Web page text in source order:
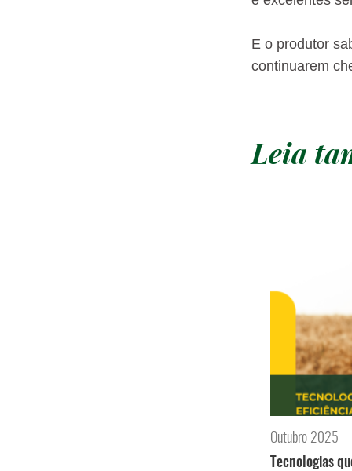
E o produtor
continuarem
Leia
Outubro 2025
Tecnologias